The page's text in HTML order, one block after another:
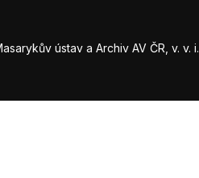
ústav a Archiv AV ČR, v. v. i.